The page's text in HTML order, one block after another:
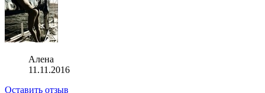
Алена
11.11.2016
Оставить отзыв